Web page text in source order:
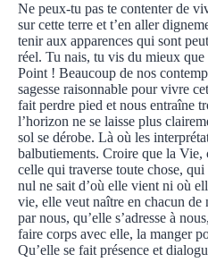
Ne peux-tu pas te contenter de
sur cette terre et t’en aller
tenir aux apparences qui sont
réel. Tu nais, tu vis du mieux que
Point ! Beaucoup de nos
sagesse raisonnable pour vivre
fait perdre pied et nous entraîne
l’horizon ne se laisse plus
sol se dérobe. Là où les
balbutiements. Croire que la Vie,
celle qui traverse toute chose,
nul ne sait d’où elle vient ni où
vie, elle veut naître en chacun de
par nous, qu’elle s’adresse à
faire corps avec elle, la manger
Qu’elle se fait présence et